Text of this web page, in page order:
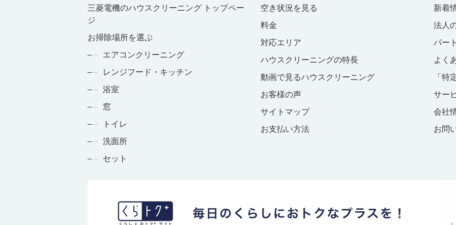
三菱電機のハウスクリーニング トップペー
ジ
お掃除場所を選ぶ
エアコンクリーニング
レンジフード・キッチン
浴室
窓
トイレ
洗面所
セット
空き状況を見る
料金
対応エリア
ハウスクリーニングの特長
動画で見るハウスクリーニング
お客様の声
サイトマップ
お支払い方法
新着
法人
パー
よく
「特
サー
会社
お問